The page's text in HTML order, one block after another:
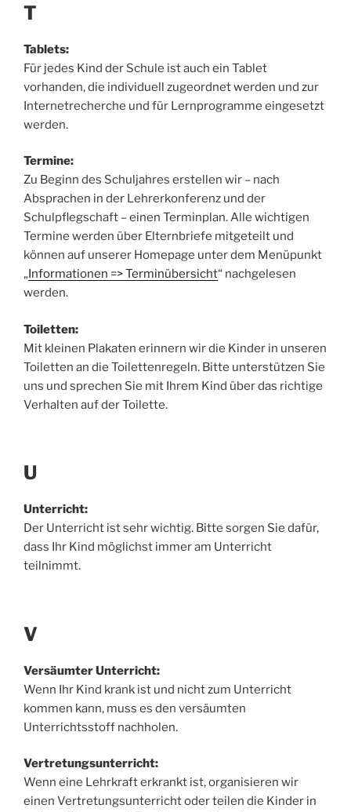
T
Tablets:
Für jedes Kind der Schule ist auch ein Tablet
vorhanden, die individuell zugeordnet werden und zur
Internetrecherche und für Lernprogramme eingesetzt
werden.
Termine:
Zu Beginn des Schuljahres erstellen wir – nach
Absprachen in der Lehrerkonferenz und der
Schulpflegschaft – einen Terminplan. Alle wichtigen
Termine werden über Elternbriefe mitgeteilt und
können auf unserer Homepage unter dem Menüpunkt
„Informationen => Terminübersicht“ nachgelesen
werden.
Toiletten:
Mit kleinen Plakaten erinnern wir die Kinder in unseren
Toiletten an die Toilettenregeln. Bitte unterstützen Sie
uns und sprechen Sie mit Ihrem Kind über das richtige
Verhalten auf der Toilette.
U
Unterricht:
Der Unterricht ist sehr wichtig. Bitte sorgen Sie dafür,
dass Ihr Kind möglichst immer am Unterricht
teilnimmt.
V
Versäumter Unterricht:
Wenn Ihr Kind krank ist und nicht zum Unterricht
kommen kann, muss es den versäumten
Unterrichtsstoff nachholen.
Vertretungsunterricht:
Wenn eine Lehrkraft erkrankt ist, organisieren wir
einen Vertretungsunterricht oder teilen die Kinder in